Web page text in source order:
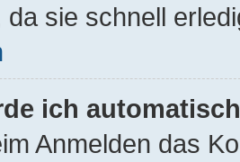
da sie schnell
ich
Anmelden das